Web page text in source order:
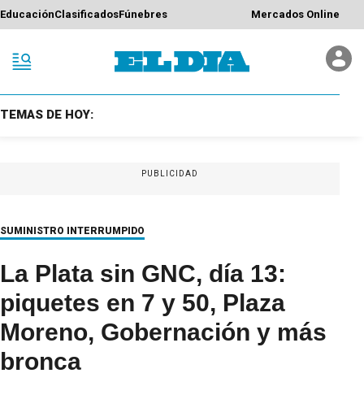
EducaciónClasificadosFúnebres Mercados Online
TEMAS DE HOY:
PUBLICIDAD
SUMINISTRO INTERRUMPIDO
La Plata sin GNC, día 13:
piquetes en 7 y 50, Plaza
Moreno, Gobernación y más
bronca